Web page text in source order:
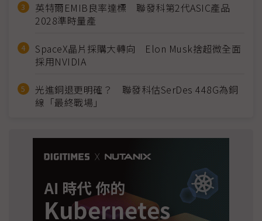
英特爾EMIB良率達標 聯發科第2代ASIC產品
2028準時量產
SpaceX晶片採購大轉向 Elon Musk捨超微全面
採用NVIDIA
光進銅退更明確？ 聯發科估SerDes 448G為銅
線「最終戰場」